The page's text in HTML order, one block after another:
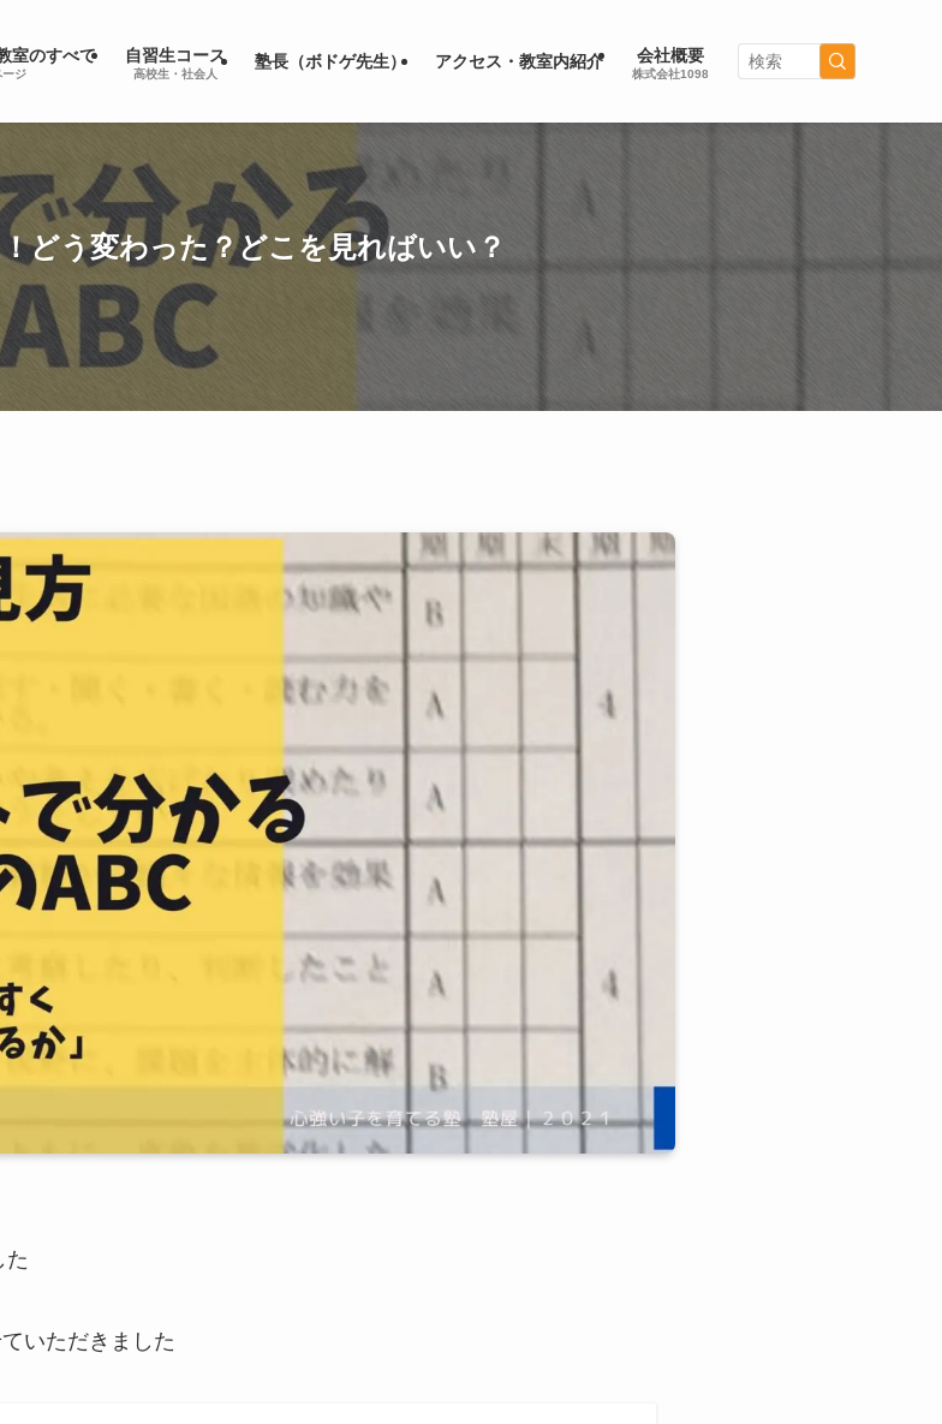
室のすべて
ージ
自習生コース
高校生・社会人
塾長（ボドゲ先生） アクセス・教室内紹介 会社概要
株式会社1098
どう変わった？どこを見ればいい？
た
いただきました